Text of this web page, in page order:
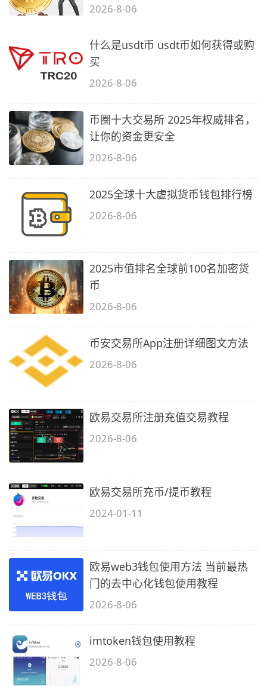
2026-8-06
什么是usdt币 usdt币如何获得或购
买
2026-8-06
币圈十大交易所 2025年权威排名，
让你的资金更安全
2026-8-06
2025全球十大虚拟货币钱包排行榜
2026-8-06
2025市值排名全球前100名加密货
币
2026-8-06
币安交易所App注册详细图文方法
2026-8-06
欧易交易所注册充值交易教程
2026-8-06
欧易交易所充币/提币教程
2024-01-11
欧易web3钱包使用方法 当前最热
门的去中心化钱包使用教程
2026-8-06
imtoken钱包使用教程
2026-8-06